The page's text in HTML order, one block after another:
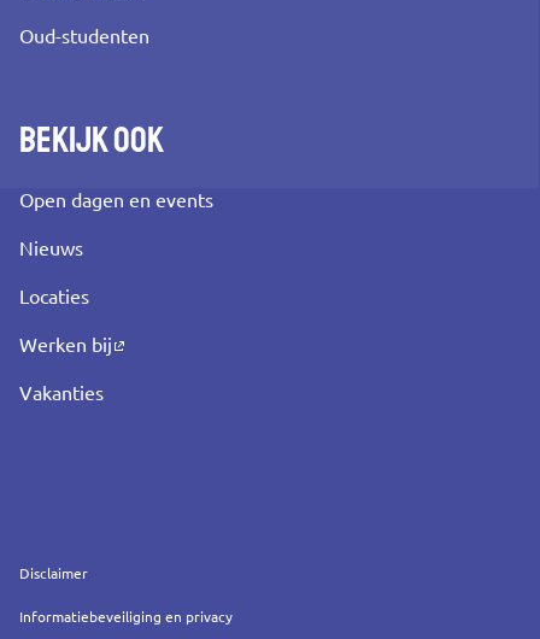
Oud-studenten
Bekijk ook
Open dagen en events
Nieuws
Locaties
Werken bij
Vakanties
Service
Disclaimer
Informatiebeveiliging en privacy